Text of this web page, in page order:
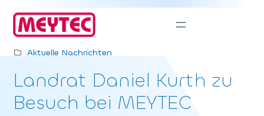
Inhalt
springen
Aktuelle Nachrichten
Landrat Daniel Kurth zu
Besuch bei MEYTEC